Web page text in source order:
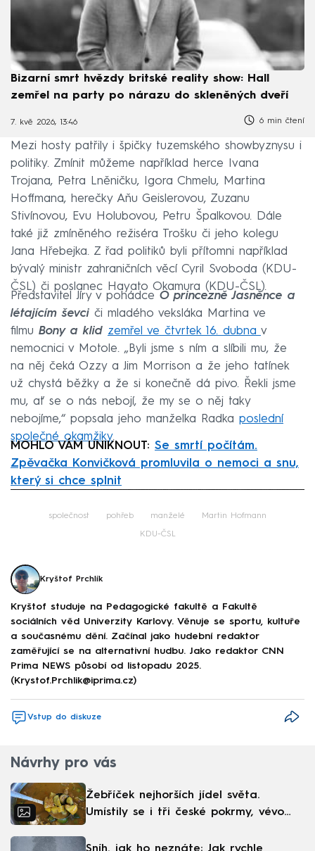
Bizarní smrt hvězdy britské reality show: Hall
zemřel na party po nárazu do skleněných dveří
7. kvě 2026, 13:46 6 min čtení
Mezi hosty patřily i špičky tuzemského showbyznysu i
politiky. Zmínit můžeme například herce Ivana
Trojana, Petra Lněničku, Igora Chmelu, Martina
Hoffmana, herečky Aňu Geislerovou, Zuzanu
Stivínovou, Evu Holubovou, Petru Špalkovou. Dále
také již zmíněného režiséra Trošku či jeho kolegu
Jana Hřebejka. Z řad politiků byli přítomni například
bývalý ministr zahraničních věcí Cyril Svoboda (KDU-
ČSL) či poslanec Hayato Okamura (KDU-ČSL).
Představitel Jíry v pohádce O princezně Jasněnce a
létajícím ševci či mladého veksláka Martina ve
filmu Bony a klid zemřel ve čtvrtek 16. dubna v
nemocnici v Motole. „Byli jsme s ním a slíbili mu, že
na něj čeká Ozzy a Jim Morrison a že jeho tatínek
už chystá běžky a že si konečně dá pivo. Řekli jsme
mu, ať se o nás nebojí, že my se o něj taky
nebojíme,“ popsala jeho manželka Radka poslední
společné okamžiky.
MOHLO VÁM UNIKNOUT: Se smrtí počítám.
Zpěvačka Konvičková promluvila o nemoci a snu,
který si chce splnit
společnost pohřeb manželé Martin Hofmann
KDU-ČSL
Kryštof Prchlík
Kryštof studuje na Pedagogické fakultě a Fakultě
sociálních věd Univerzity Karlovy. Věnuje se sportu, kultuře
a současnému dění. Začínal jako hudební redaktor
zaměřující se na alternativní hudbu. Jako redaktor CNN
Prima NEWS působí od listopadu 2025.
(Krystof.Prchlik@iprima.cz)
Vstup do diskuze
Návrhy pro vás
Žebříček nejhorších jídel světa.
Umístily se i tři české pokrmy, vévodí